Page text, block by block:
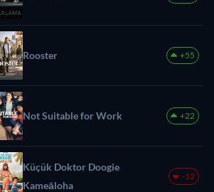
Rooster +55
Not Suitable for Work +22
Küçük Doktor Doogie
Kameāloha
-12